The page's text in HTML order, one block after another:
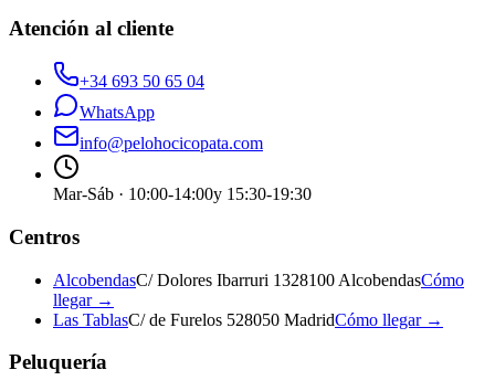
Atención al cliente
+34 693 50 65 04
WhatsApp
info@pelohocicopata.com
Mar-Sáb · 10:00-14:00y 15:30-19:30
Centros
AlcobendasC/ Dolores Ibarruri 1328100 AlcobendasCómo
llegar →
Las TablasC/ de Furelos 528050 MadridCómo llegar →
Peluquería